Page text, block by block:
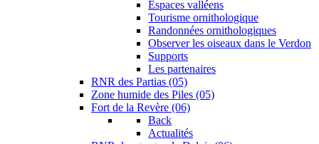
Espaces valléens
Tourisme ornithologique
Randonnées ornithologiques
Observer les oiseaux dans le Verdon
Supports
Les partenaires
RNR des Partias (05)
Zone humide des Piles (05)
Fort de la Revère (06)
Back
Actualités